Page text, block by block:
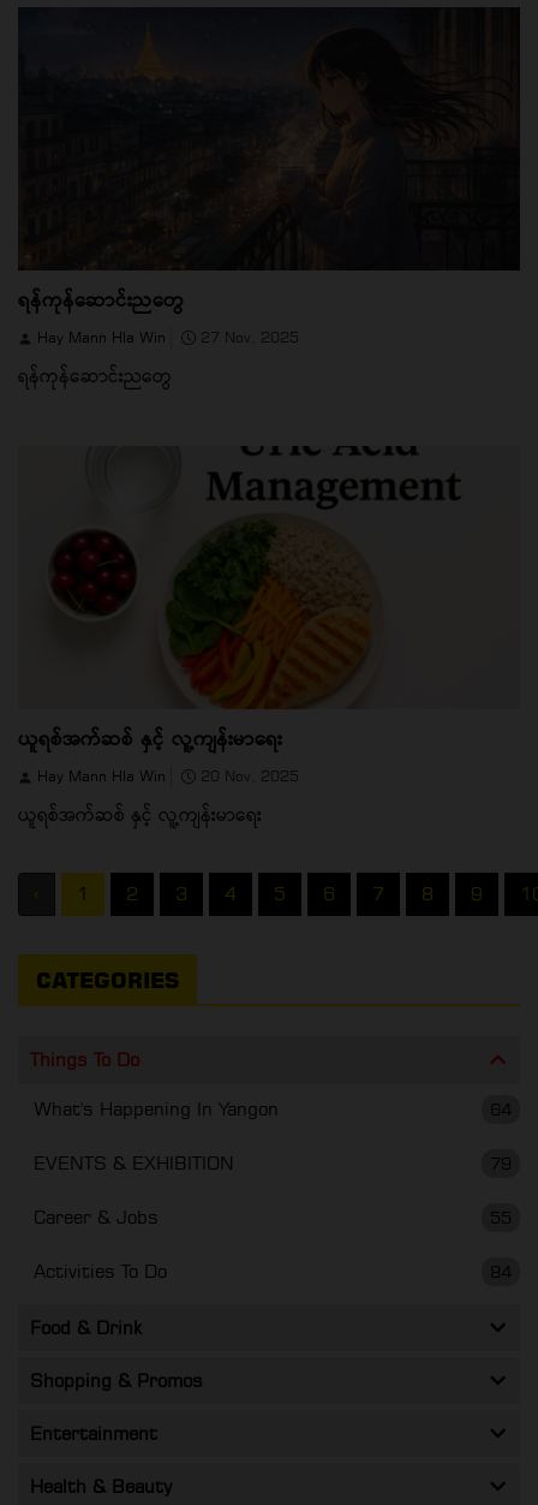
ရန်ကုန်ဆောင်းညတွေ
Hay Mann Hla Win 27 Nov, 2025
ရန်ကုန်ဆောင်းညတွေ
ယူရစ်အက်ဆစ် နှင့် လူ့ကျန်းမာရေး
Hay Mann Hla Win 20 Nov, 2025
ယူရစ်အက်ဆစ် နှင့် လူ့ကျန်းမာရေး
‹ 1 2 3 4 5 6 7 8 9
CATEGORIES
Things To Do
64
What's Happening In Yangon
79
EVENTS & EXHIBITION
55
Career & Jobs
84
Activities To Do
Food & Drink
Shopping & Promos
Entertainment
Health & Beauty